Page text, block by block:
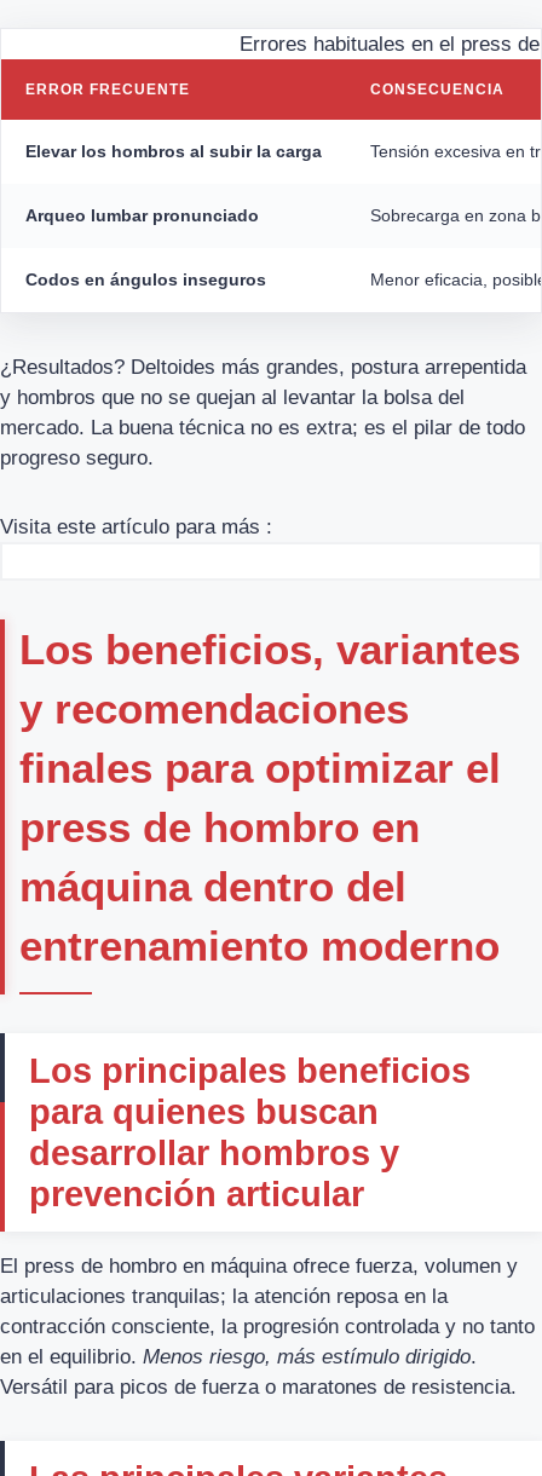
Errores habituales en el press
ERROR FRECUENTE CONSECUENCIA
Elevar los hombros al subir la carga Tensión excesiva en
Arqueo lumbar pronunciado Sobrecarga en zona
Codos en ángulos inseguros Menor eficacia,
¿Resultados? Deltoides más grandes, postura arrepentida
y hombros que no se quejan al levantar la bolsa del
mercado. La buena técnica no es extra; es el pilar de todo
progreso seguro.
Visita este artículo para más :
Los beneficios, variantes
y recomendaciones
finales para optimizar el
press de hombro en
máquina dentro del
entrenamiento moderno
Los principales beneficios
para quienes buscan
desarrollar hombros y
prevención articular
El press de hombro en máquina ofrece fuerza, volumen y
articulaciones tranquilas; la atención reposa en la
contracción consciente, la progresión controlada y no tanto
en el equilibrio. Menos riesgo, más estímulo dirigido.
Versátil para picos de fuerza o maratones de resistencia.